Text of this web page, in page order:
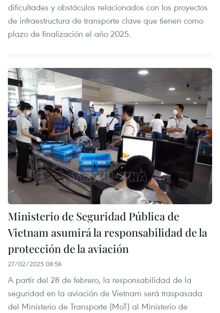
dificultades y obstáculos relacionados con los proyectos
de infraestructura de transporte clave que tienen como
plazo de finalización el año 2025.
Ministerio de Seguridad Pública de
Vietnam asumirá la responsabilidad de la
protección de la aviación
27/02/2025 08:58
A partir del 28 de febrero, la responsabilidad de la
seguridad en la aviación de Vietnam será traspasada
del Ministerio de Transporte (MoT) al Ministerio de